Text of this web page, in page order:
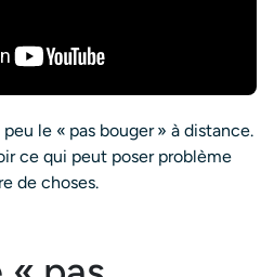
le « pas bouger » à distance.
ce qui peut poser problème
de choses.